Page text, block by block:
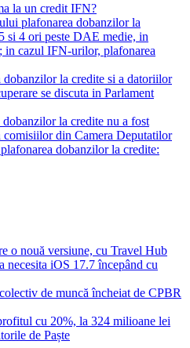
la un credit IFN?
plafonarea dobanzilor la
si 4 ori peste DAE medie, in
cazul IFN-urilor, plafonarea
la credite si a datoriilor
se discuta in Parlament
la credite nu a fost
comisiilor din Camera Deputatilor
dobanzilor la credite:
o nouă versiune, cu Travel Hub
iOS 17.7 începând cu
de muncă încheiat de CPBR
cu 20%, la 324 milioane lei
de Paște